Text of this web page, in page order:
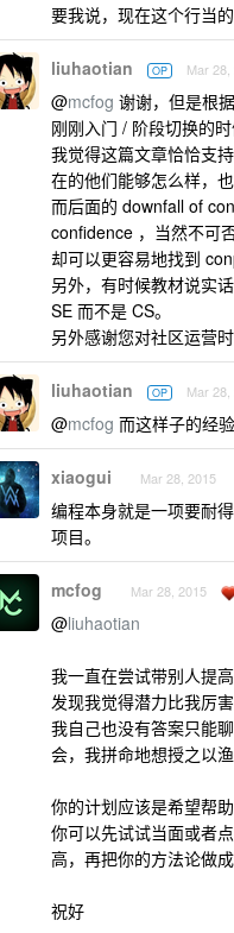
要我说，现在这个行当
liuhaotian OP Mar
@mcfog 谢谢，但是根
刚刚入门 / 阶段切换的
我觉得这篇文章恰恰支
在的他们能够怎么样，
而后面的 downfall of
confidence ，当然不可
却可以更容易地找到
另外，有时候教材说实
SE 而不是 CS。
另外感谢您对社区运营
liuhaotian OP Mar
@mcfog 而这样子的经
xiaogui Mar 28, 2015
编程本身就是一项要耐
项目。
mcfog Mar 28, 2015
@liuhaotian
我一直在尝试带别人提
发现我觉得潜力比我厉
我自己也没有答案只能
会，我拼命地想授之以
你的计划应该是希望帮
你可以先试试当面或者
高，再把你的方法论做
祝好